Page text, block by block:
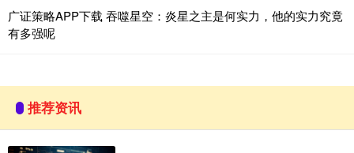
广证策略APP下载 吞噬星空：炎星之主是何实力，他的实力究竟
有多强呢
推荐资讯